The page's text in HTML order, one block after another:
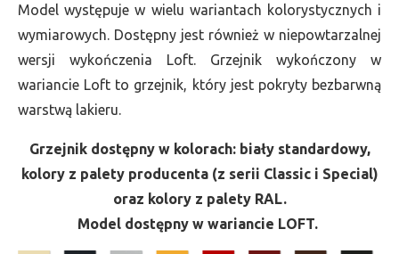
Model występuje w wielu wariantach kolorystycznych i
wymiarowych. Dostępny jest również w niepowtarzalnej
wersji wykończenia Loft. Grzejnik wykończony w
wariancie Loft to grzejnik, który jest pokryty bezbarwną
warstwą lakieru.
Grzejnik dostępny w kolorach: biały standardowy,
kolory z palety producenta (z serii Classic i Special)
oraz kolory z palety RAL.
Model dostępny w wariancie LOFT.